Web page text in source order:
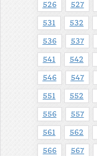
526 527
531 532
536 537
541 542
546 547
551 552
556 557
561 562
566 567